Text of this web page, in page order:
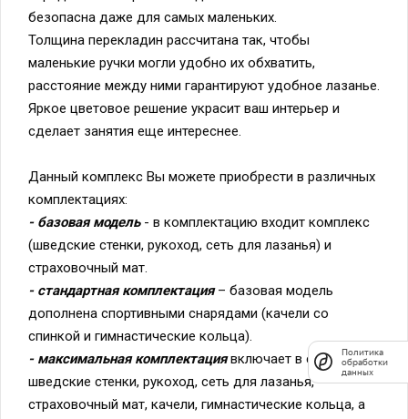
безопасна даже для самых маленьких.
Толщина перекладин рассчитана так, чтобы
маленькие ручки могли удобно их обхватить,
расстояние между ними гарантируют удобное лазанье.
Яркое цветовое решение украсит ваш интерьер и
сделает занятия еще интереснее.
Данный комплекс Вы можете приобрести в различных
комплектациях:
- базовая модель - в комплектацию входит комплекс
(шведские стенки, рукоход, сеть для лазанья) и
страховочный мат.
- стандартная комплектация– базовая модель
дополнена спортивными снарядами (качели со
спинкой и гимнастические кольца).
- максимальная комплектациявключает в себя
шведские стенки, рукоход, сеть для лазанья,
страховочный мат, качели, гимнастические кольца, а
Политика
обработки
данных